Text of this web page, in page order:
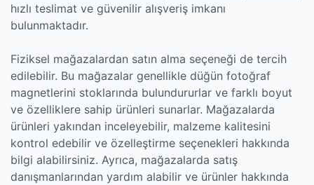
hızlı teslimat ve güvenilir alışveriş imkanı
bulunmaktadır.
Fiziksel mağazalardan satın alma seçeneği de tercih
edilebilir. Bu mağazalar genellikle düğün fotoğraf
magnetlerini stoklarında bulundururlar ve farklı boyut
ve özelliklere sahip ürünleri sunarlar. Mağazalarda
ürünleri yakından inceleyebilir, malzeme kalitesini
kontrol edebilir ve özelleştirme seçenekleri hakkında
bilgi alabilirsiniz. Ayrıca, mağazalarda satış
danışmanlarından yardım alabilir ve ürünler hakkında